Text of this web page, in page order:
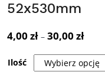
52x530mm
4,00 zł – 30,00 złZakres
od
Ilość